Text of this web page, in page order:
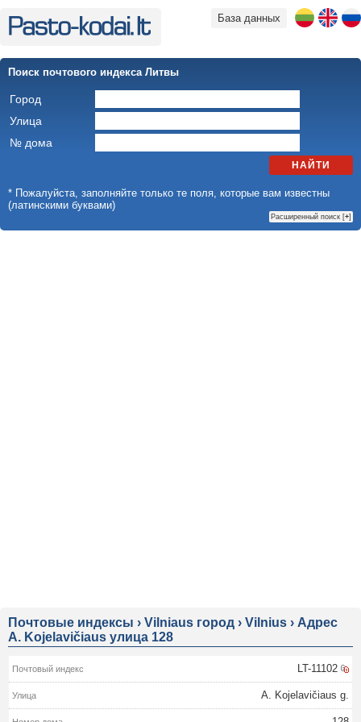
База данных
Поиск почтового индекса Литвы
Город
Улица
№ дома
НАЙТИ
* Пожалуйста, заполняйте только те поля, которые вам известны
(латинскими буквами)
Расширенный поиск [+]
Почтовые индексы › Vilniaus город › Vilnius › Адрес
A. Kojelavičiaus улица 128
LT-11102
A. Kojelavičiaus g.